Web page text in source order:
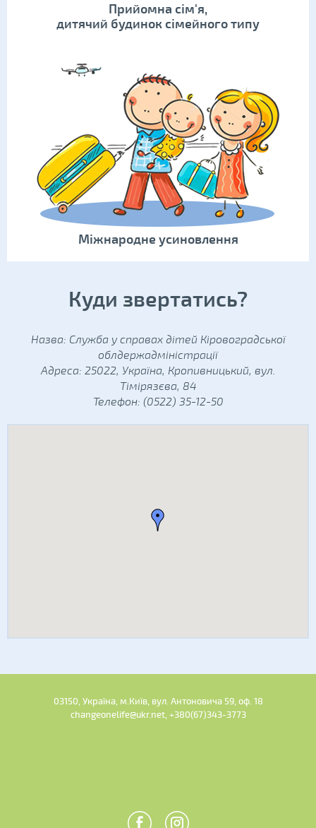
Прийомна сім'я,
дитячий будинок сімейного типу
Міжнародне усиновлення
Куди звертатись?
Назва: Служба у справах дітей Кіровоградської
облдержадміністрації
Адреса: 25022, Україна, Кропивницький, вул.
Тімірязєва, 84
Телефон: (0522) 35-12-50
03150, Україна, м.Київ, вул. Антоновича 59, оф. 18
changeonelife@ukr.net, +380(67)343-3773